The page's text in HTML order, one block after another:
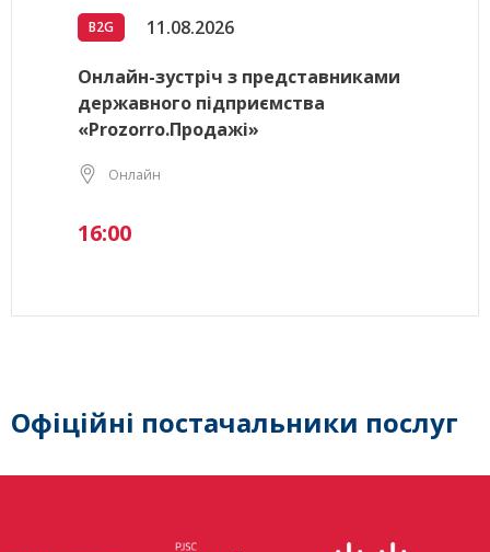
B2G 11.08.2026
Онлайн-зустріч з представниками
державного підприємства
«Prozorro.Продажі»
Онлайн
16:00
Офіційні постачальники послуг